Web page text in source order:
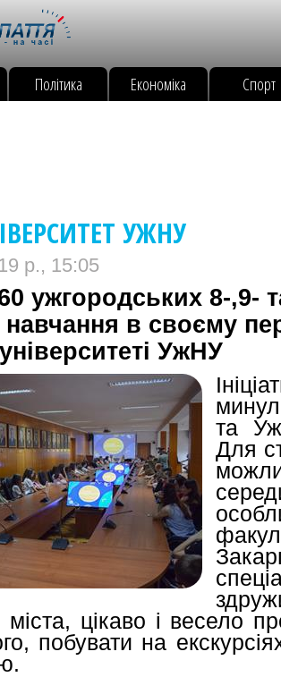
Політика Економіка Спорт
УЖНУ
р., 15:05
ужгородських 8-,9-
навчання в своєму
УжНУ
та
Для
міста, цікаво і весело
побувати на